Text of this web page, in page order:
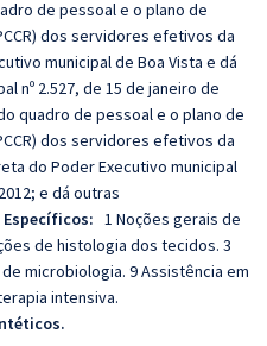
de pessoal e o plano de
dos servidores efetivos da
municipal de Boa Vista e dá
nº 2.527, de 15 de janeiro de
quadro de pessoal e o plano de
dos servidores efetivos da
do Poder Executivo municipal
e dá outras
Específicos: 1 Noções gerais de
de histologia dos tecidos. 3
microbiologia. 9 Assistência em
intensiva.